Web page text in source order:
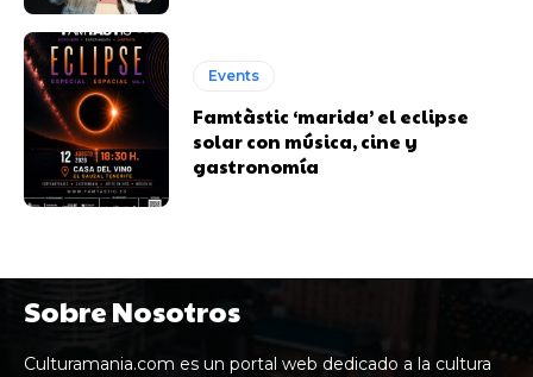
Events
Famtàstic ‘marida’ el eclipse
solar con música, cine y
gastronomía
Sobre Nosotros
Culturamania.com es un portal web dedicado a la cultura